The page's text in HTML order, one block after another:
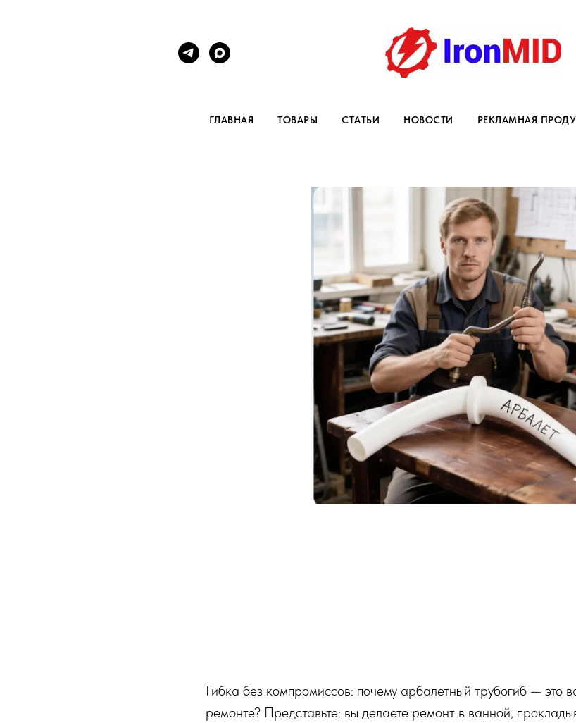
ГЛАВНАЯ ТОВАРЫ СТАТЬИ НОВОСТИ РЕКЛАМНАЯ
Гибка без компромиссов: почему арбалетный трубогиб — это
ремонте? Представьте: вы делаете ремонт в ванной,